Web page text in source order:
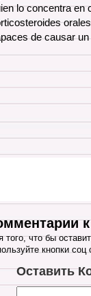
lo concentra en
de causar
того, что бы
кнопки соц
Оставить